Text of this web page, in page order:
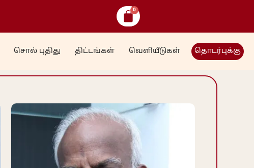
சொல் புதிது திட்டங்கள் வெளியீடுகள் தொடர்புக்கு